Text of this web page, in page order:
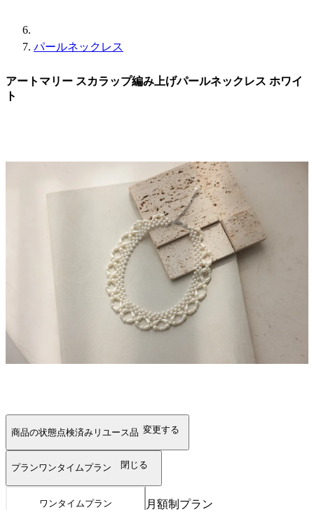
パールネックレス
アートマリー スカラップ編み上げパールネックレス ホワイ
ト
商品の状態点検済みリユース品 変更する
プランワンタイムプラン 閉じる
ワンタイムプラン 月額制プラン